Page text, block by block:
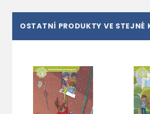
OSTATNÍ PRODUKTY VE STEJNÉ